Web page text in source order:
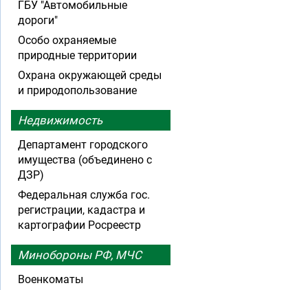
ГБУ "Автомобильные
дороги"
Особо охраняемые
природные территории
Охрана окружающей среды
и природопользование
Недвижимость
Департамент городского
имущества (объединено с
ДЗР)
Федеральная служба гос.
регистрации, кадастра и
картографии Росреестр
Минобороны РФ, МЧС
Военкоматы